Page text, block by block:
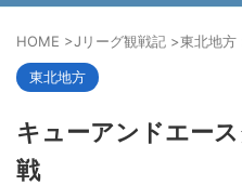
HOME >Jリーグ観戦記 >東北地方
東北地方
キューアンドエー
戦